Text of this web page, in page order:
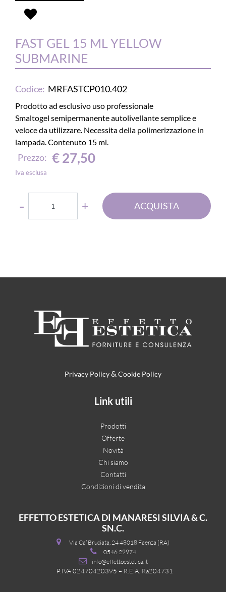
FAST GEL 15 ML YELLOW
SUBMARINE
Codice: MRFASTCP010.402
Prodotto ad esclusivo uso professionale
Smaltogel semipermanente autolivellante semplice e
veloce da utilizzare. Necessita della polimerizzazione in
lampada. Contenuto 15 ml.
Prezzo: € 27,50
Iva esclusa
Quantità
ACQUISTA
Privacy Policy& Cookie Policy
Link utili
Prodotti
Offerte
Novità
Chi siamo
Contatti
Condizioni di vendita
EFFETTO ESTETICA DI MANARESI SILVIA & C.
SN.C.
Via Ca’ Bruciata, 24 48018 Faenza (RA)
0546 29974
info@effettoestetica.it
P.IVA 02470420395 – R.E.A. Ra204731